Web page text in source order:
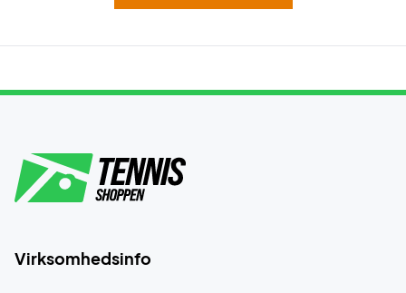
Virksomhedsinfo